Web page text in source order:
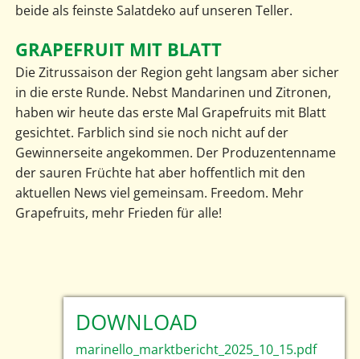
beide als feinste Salatdeko auf unseren Teller.
GRAPEFRUIT MIT BLATT
Die Zitrussaison der Region geht langsam aber sicher
in die erste Runde. Nebst Mandarinen und Zitronen,
haben wir heute das erste Mal Grapefruits mit Blatt
gesichtet. Farblich sind sie noch nicht auf der
Gewinnerseite angekommen. Der Produzentenname
der sauren Früchte hat aber hoffentlich mit den
aktuellen News viel gemeinsam. Freedom. Mehr
Grapefruits, mehr Frieden für alle!
DOWNLOAD
marinello_marktbericht_2025_10_15.pdf